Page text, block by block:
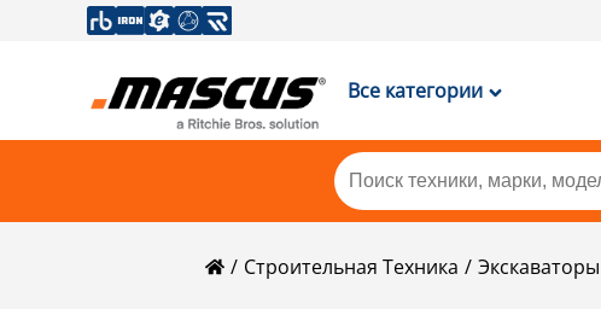
Все категории
Строительная Техника Экскаваторы